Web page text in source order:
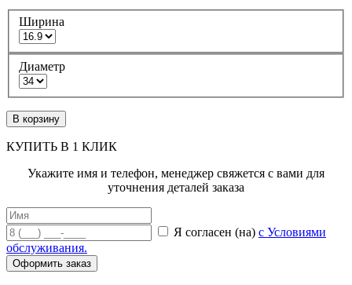
Ширина
Диаметр
В корзину
КУПИТЬ В 1 КЛИК
Укажите имя и телефон, менеджер свяжется с вами для
уточнения деталей заказа
Я согласен (на) с Условиями
обслуживания.
Оформить заказ